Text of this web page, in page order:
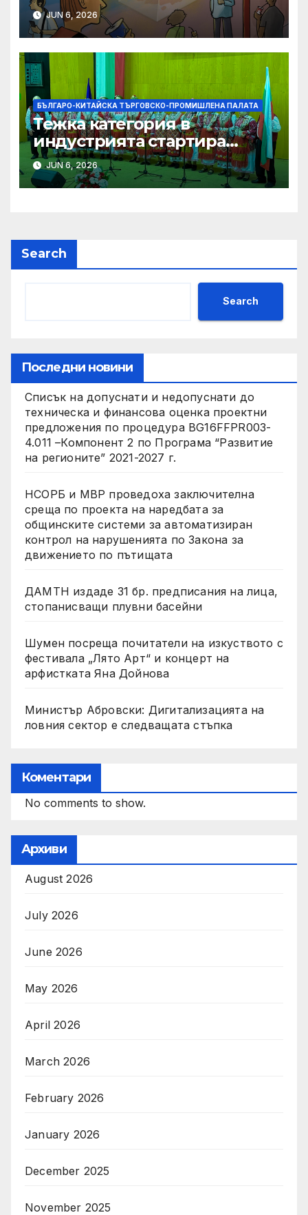
на меката сила
JUN 6, 2026
БЪЛГАРО-КИТАЙСКА ТЪРГОВСКО-ПРОМИШЛЕНА ПАЛАТА
Тежка категория в
индустрията стартира
алианс за космическа
слънчева енергия
JUN 6, 2026
Search
Search
Последни новини
Списък на допуснати и недопуснати до
техническа и финансова оценка проектни
предложения по процедура BG16FFPR003-
4.011 –Компонент 2 по Програма “Развитие
на регионите” 2021-2027 г.
НСОРБ и МВР проведоха заключителна
среща по проекта на наредбата за
общинските системи за автоматизиран
контрол на нарушенията по Закона за
движението по пътищата
ДАМТН издаде 31 бр. предписания на лица,
стопанисващи плувни басейни
Шумен посреща почитатели на изкуството с
фестивала „Лято Арт“ и концерт на
арфистката Яна Дойнова
Министър Абровски: Дигитализацията на
ловния сектор е следващата стъпка
Коментари
No comments to show.
Архиви
August 2026
July 2026
June 2026
May 2026
April 2026
March 2026
February 2026
January 2026
December 2025
November 2025